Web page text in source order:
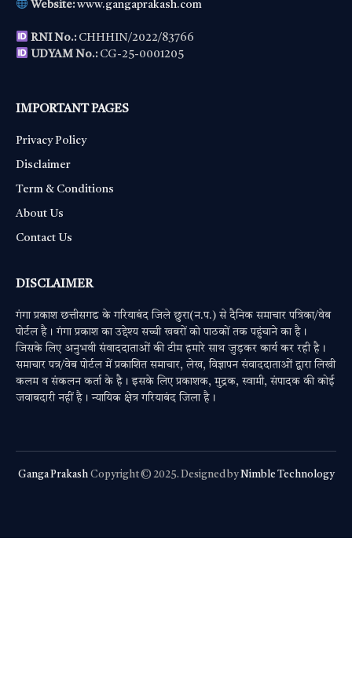
Website: www.gangaprakash.com
RNI No.:CHHHIN/2022/83766
UDYAM No.:CG-25-0001205
IMPORTANT PAGES
Privacy Policy
Disclaimer
Term & Conditions
About Us
Contact Us
DISCLAIMER
गंगा प्रकाश छत्तीसगढ के गरियाबंद जिले छुरा(न.प.) से दैनिक समाचार पत्रिका/वेब
पोर्टल है। गंगा प्रकाश का उद्देश्य सच्ची खबरों को पाठकों तक पहुंचाने का है।
जिसके लिए अनुभवी संवाददाताओं की टीम हमारे साथ जुड़कर कार्य कर रही है।
समाचार पत्र/वेब पोर्टल में प्रकाशित समाचार, लेख, विज्ञापन संवाददाताओं द्वारा लिखी
कलम व संकलन कर्ता के है। इसके लिए प्रकाशक, मुद्रक, स्वामी, संपादक की कोई
जवाबदारी नहीं है। न्यायिक क्षेत्र गरियाबंद जिला है।
Ganga Prakash Copyright © 2025. Designed byNimble Technology